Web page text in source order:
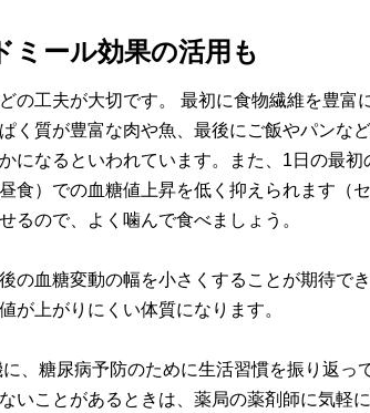
ミール効果の活用も
の工夫が大切です。 最初に食物繊維を豊富
く質が豊富な肉や魚、最後にご飯やパンな
になるといわれています。また、1日の最初
食）での血糖値上昇を低く抑えられます（
るので、よく噛んで食べましょう。
の血糖変動の幅を小さくすることが期待で
が上がりにくい体質になります。
、糖尿病予防のために生活習慣を振り返っ
いことがあるときは、薬局の薬剤師に気軽